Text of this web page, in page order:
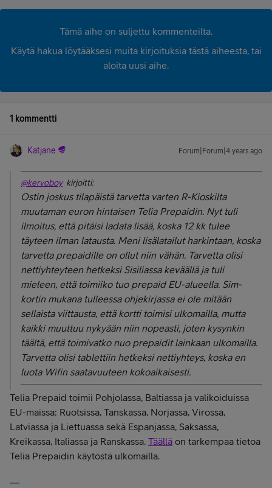
Tämä aihe on suljettu kommenteilta.
Käytä hakua löytääksesi muita kirjoituksia tästä aiheesta, tai
aloita uusi aihe.
1 kommentti
Katjane Forum|Forum|4 years ago
@kervoboykirjoitti:
Ostin joskus tilapäistä tarvetta varten R-Kioskilta
muutaman euron hintaisen Telia Prepaidin. Nyt tuli
ilmoitus, että pitäisi ladata lisää, koska 12 kk tulee
täyteen ilman latausta. Meni lisälatailut harkintaan, koska
tarvetta prepaidille on ollut niin vähän. Tarvetta olisi
nettiyhteyteen hetkeksi Sisiliassa keväällä ja tuli
mieleen, että toimiiko tuo prepaid EU-alueella. Sim-
kortin mukana tulleessa ohjekirjassa ei ole mitään
sellaista viittausta, että kortti toimisi ulkomailla, mutta
kaikki muuttuu nykyään niin nopeasti, joten kysynkin
täältä, että toimivatko nuo prepaidit lainkaan ulkomailla.
Tarvetta olisi tablettiin hetkeksi nettiyhteys, koska en
luota Wifin saatavuuteen kokoaikaisesti.
Telia Prepaid toimii Pohjolassa, Baltiassa ja valikoiduissa
EU-maissa: Ruotsissa, Tanskassa, Norjassa, Virossa,
Latviassa ja Liettuassa sekä Espanjassa, Saksassa,
Kreikassa, Italiassa ja Ranskassa. Täällä on tarkempaa tietoa
Telia Prepaidin käytöstä ulkomailla.